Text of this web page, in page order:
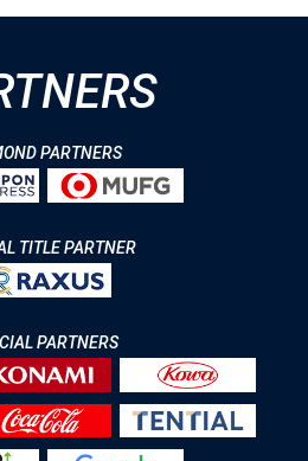
PARTNERS
TITLE PARTNER
PARTNERS